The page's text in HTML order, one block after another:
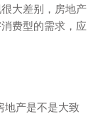
大差别，房地产
费型的需求，应
地产是不是大致